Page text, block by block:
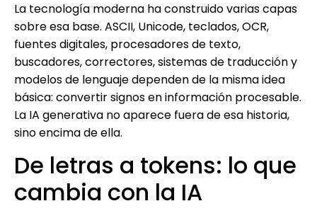
La tecnología moderna ha construido varias capas
sobre esa base. ASCII, Unicode, teclados, OCR,
fuentes digitales, procesadores de texto,
buscadores, correctores, sistemas de traducción y
modelos de lenguaje dependen de la misma idea
básica: convertir signos en información procesable.
La IA generativa no aparece fuera de esa historia,
sino encima de ella.
De letras a tokens: lo que
cambia con la IA